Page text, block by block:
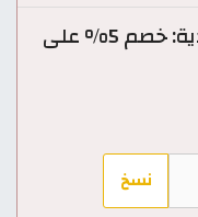
كوبون خصم فلاي ان السعودية: خصم 5% على
نسخ